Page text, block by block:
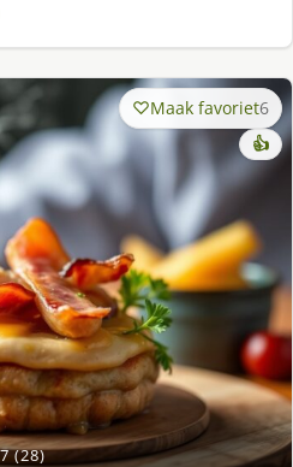
(28)
Maak favoriet6
👍